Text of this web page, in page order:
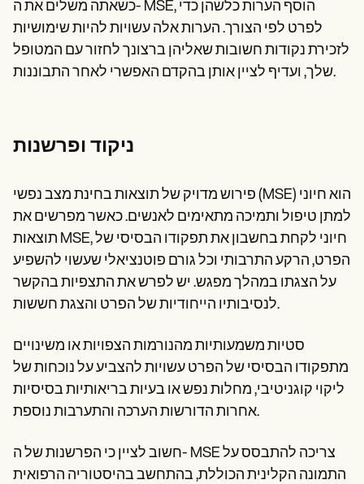
כשאתה משלים את ה- MSE, הוסף הערות כלשהן כדי
לפרט לפי הצורך. הערות אלה עשויות להיות שימושיות
לזכירת נקודות חשובות שאליהן ברצונך לחזור עם המטופל
שלך, ועדיף לציין אותן בהקדם האפשרי לאחר התבוננות.
ניקוד ופרשנות
פירוש מדויק של תוצאות בחינת מצב נפשי (MSE) הוא חיוני
למתן טיפול ותמיכה מתאימים לאנשים. כאשר מפרשים את
תוצאות MSE, חיוני לקחת בחשבון את תפקודו הבסיסי של
הפרט, הרקע התרבותי וכל גורם פוטנציאלי שעשוי להשפיע
על הצגתו במהלך מפגש. יש לפרש את התצפיות בהקשר
לנסיבותיו הייחודיות של הפרט והצגת חששות.
סטיות משמעותיות מהנורמות הצפויות או משינויים
מתפקודו הבסיסי של הפרט עשויות להצביע על נוכחות של
ליקוי קוגניטיבי, מחלות נפש או בעיות בריאותיות בסיסיות
אחרות הדורשות הערכה והתערבות נוספת.
חשוב לציין כי הפרשנות של ה- MSE צריכה להתבסס על
התמונה הקלינית הכוללת, בהתחשב בהיסטוריה הרפואית